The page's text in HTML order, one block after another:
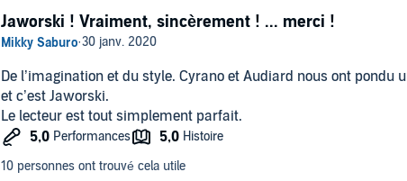
De l’imagination et du style. Cyrano et Audiard nous ont pondu
et c’est Jaworski.
Le lecteur est tout simplement parfait.
Jaworski ! Vraiment, sincèrement ! ... merci !